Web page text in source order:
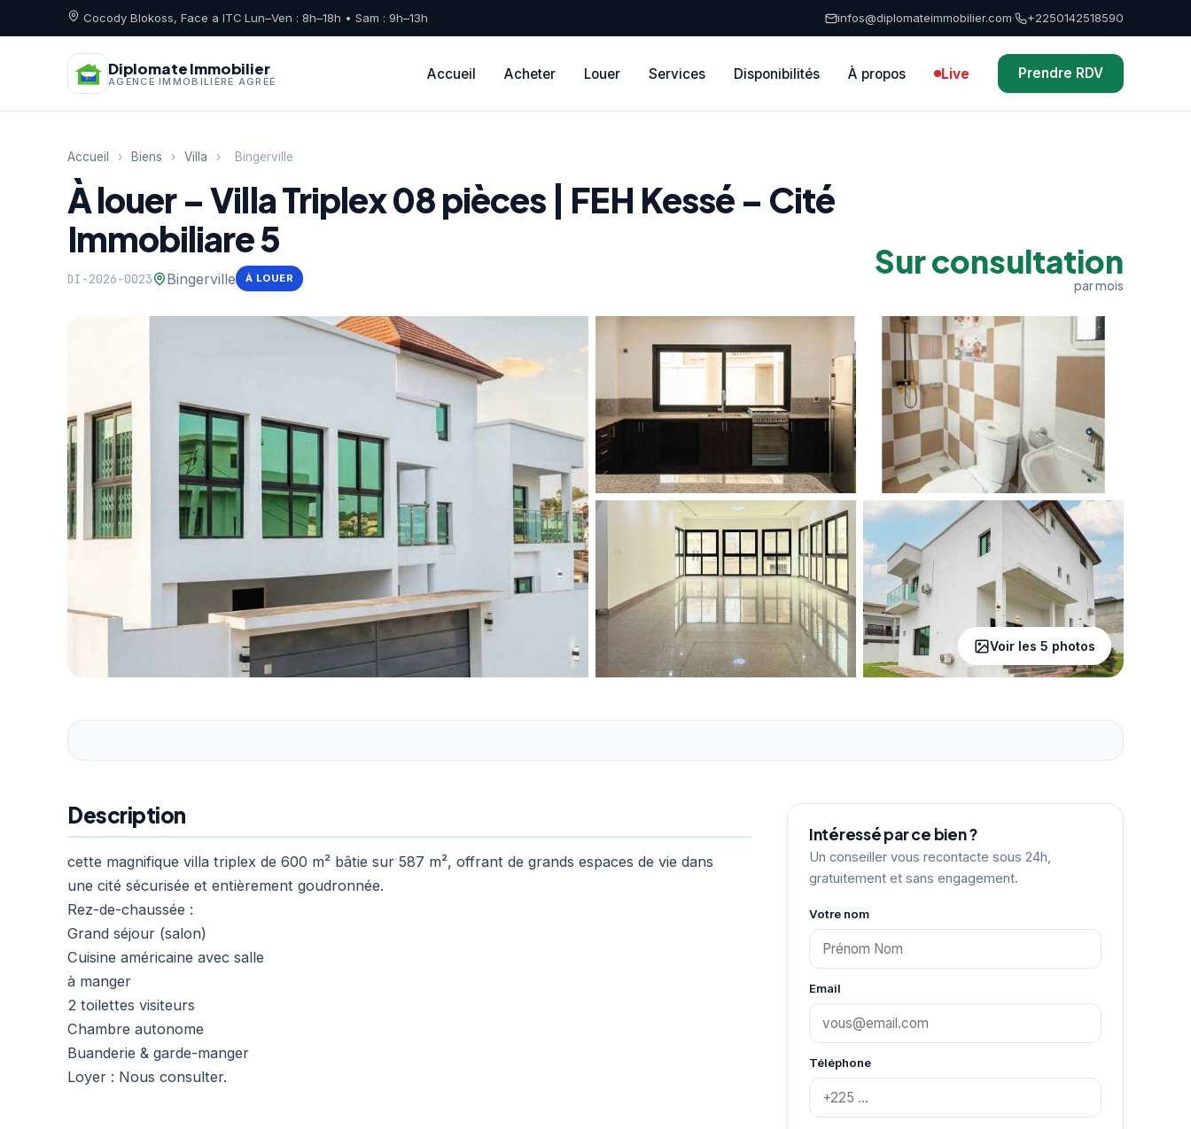
Cocody Blokoss, Face a ITC·Lun–Ven : 8h–18h • Sam : 9h–13h infos@diplomateimmobilier.com· +2250142518590
Diplomate Immobilier
AGENCE IMMOBILIÈRE AGRÉÉ Accueil Acheter Louer Services Disponibilités À propos Live Prendre RDV
Accueil › Biens › Villa › Bingerville
À louer – Villa Triplex 08 pièces | FEH Kessé – Cité
Immobiliare 5
DI-2026-0023 Bingerville À LOUER Sur consultation
par mois
Voir les 5 photos
Description
cette magnifique villa triplex de 600 m² bâtie sur 587 m², offrant de grands espaces de vie dans
une cité sécurisée et entièrement goudronnée.
Rez-de-chaussée :
Grand séjour (salon)
Cuisine américaine avec salle
à manger
2 toilettes visiteurs
Chambre autonome
Buanderie & garde-manger
Loyer : Nous consulter.
Intéressé par ce bien ?
Un conseiller vous recontacte sous 24h,
gratuitement et sans engagement.
Votre nom
Email
Téléphone